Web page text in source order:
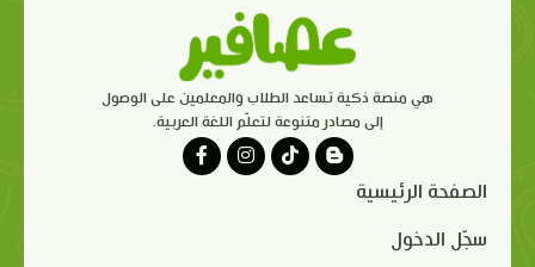
هي منصة ذكية تساعد الطلاب والمعلمين على الوصول
إلى مصادر متنوعة لتعلّم اللغة العربية.
الصفحة الرئيسية
سجّل الدخول